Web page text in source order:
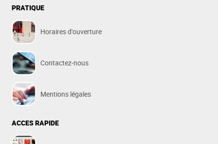
PRATIQUE
Horaires d'ouverture
Contactez-nous
Mentions légales
ACCES RAPIDE